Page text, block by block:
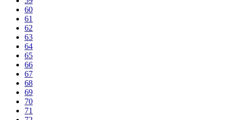
60
61
62
63
64
65
66
67
68
69
70
71